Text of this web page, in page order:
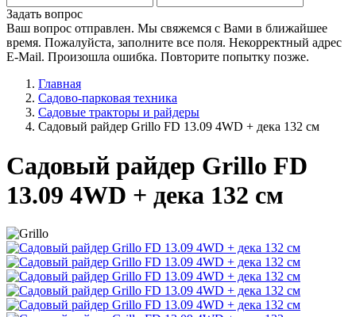
Задать вопрос
Ваш вопрос отправлен. Мы свяжемся с Вами в ближайшее
время. Пожалуйста, заполните все поля. Некорректный адрес
E-Mail. Произошла ошибка. Повторите попытку позже.
Главная
Садово-парковая техника
Садовые тракторы и райдеры
Садовый райдер Grillo FD 13.09 4WD + дека 132 см
Садовый райдер Grillo FD
13.09 4WD + дека 132 см